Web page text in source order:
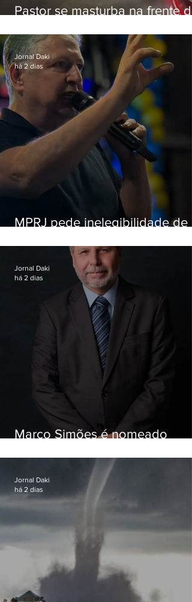
Pastor se masturba na frente de
MPRJ pede inelegibilidade de
Jornal Daki
há 2 dias
Marco Simões é nomeado
Jornal Daki
há 2 dias
Jornal Daki
há 2 dias